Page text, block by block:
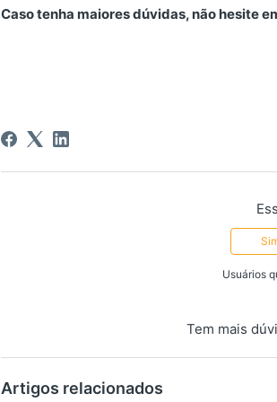
Caso tenha maiores dúvidas, não hesite
Usuários
Tem mais
Artigos relacionados